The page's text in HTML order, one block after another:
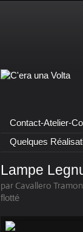
Contact-Atelier-
Quelques
Lampe
par Cavallero
flotté